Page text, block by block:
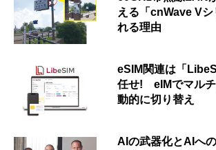
える「cnWave V
れる理由
eSIM関連は「
任せ! eIMでマル
動的に切り替え
AIの武器化とAIへ